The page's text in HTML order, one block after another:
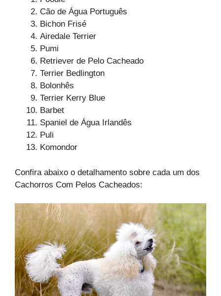
Cão de Água Português
Bichon Frisé
Airedale Terrier
Pumi
Retriever de Pelo Cacheado
Terrier Bedlington
Bolonhês
Terrier Kerry Blue
Barbet
Spaniel de Água Irlandês
Puli
Komondor
Confira abaixo o detalhamento sobre cada um dos
Cachorros Com Pelos Cacheados: